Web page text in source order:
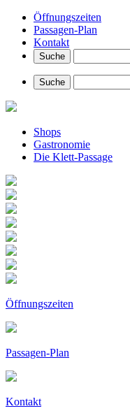
Öffnungszeiten
Passagen-Plan
Kontakt
Shops
Gastronomie
Die Klett-Passage
Öffnungszeiten
Passagen-Plan
Kontakt